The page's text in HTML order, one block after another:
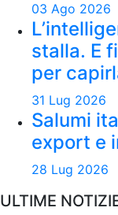
03 Ago 2026
stalla. E
per
31 Lug 2026
Salumi
export e
28 Lug 2026
ULTIME